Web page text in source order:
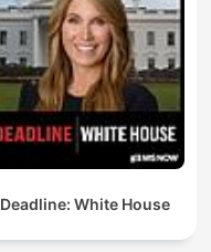
Deadline: White House